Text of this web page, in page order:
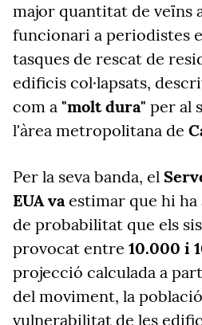
major quantitat de veïns
funcionari a periodistes
tasques de rescat de
edificis col·lapsats,
com a "molt dura" per al
l'àrea metropolitana de
Per la seva banda, el
EUA vaestimar que hi ha
de probabilitat que els
provocat entre 10.000 i
projecció calculada a
del moviment, la
vulnerabilitat de les